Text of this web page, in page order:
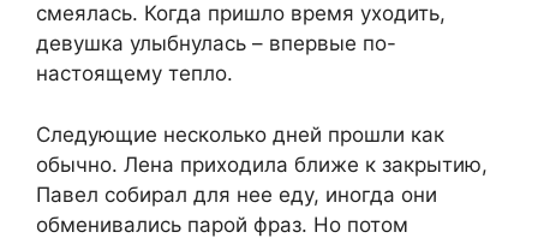
смеялась. Когда пришло время уходить,
девушка улыбнулась – впервые по-
настоящему тепло.
Следующие несколько дней прошли как
обычно. Лена приходила ближе к закрытию,
Павел собирал для нее еду, иногда они
обменивались парой фраз. Но потом